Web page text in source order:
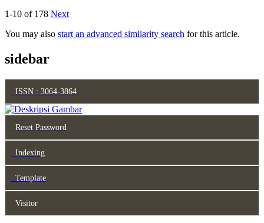
1-10 of 178 Next
You may also start an advanced similarity search for this article.
sidebar
ISSN : 3064-3864
Reset Password
Indexing
Template
Visitor